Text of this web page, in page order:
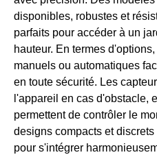
disponibles, robustes et
parfaits pour accéder à un
hauteur. En termes
manuels ou automatiques
en toute sécurité. Les
l'appareil en cas d'obstacle,
permettent de contrôler le
designs compacts et
pour s'intégrer